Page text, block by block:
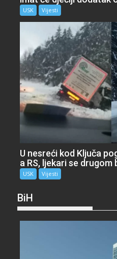
USK Vijesti
U nesreći kod Ključa
a RS, ljekari se
USK Vijesti
BiH